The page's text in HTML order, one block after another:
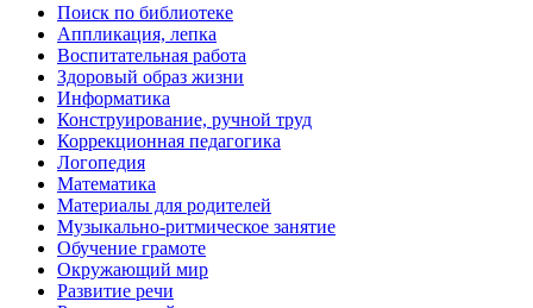
Поиск по библиотеке
Аппликация, лепка
Воспитательная работа
Здоровый образ жизни
Информатика
Конструирование, ручной труд
Коррекционная педагогика
Логопедия
Математика
Материалы для родителей
Музыкально-ритмическое занятие
Обучение грамоте
Окружающий мир
Развитие речи